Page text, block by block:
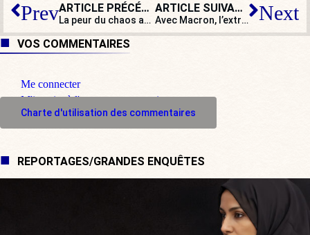
Prev ARTICLE PRÉCÉDENT
La peur du chaos avec Marine Le Pen ? Mais le chaos est déjà là !
ARTICLE SUIVANT
Avec Macron, l’extrême gauche deviendra maître des rues ! Next
VOS COMMENTAIRES
Me connecter
M'inscrire à l'espace commentaire
Charte d'utilisation des commentaires
REPORTAGES/GRANDES ENQUÊTES